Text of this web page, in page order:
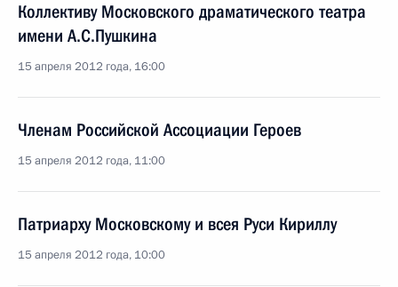
Коллективу Московского драматического театра
имени А.С.Пушкина
15 апреля 2012 года, 16:00
Членам Российской Ассоциации Героев
15 апреля 2012 года, 11:00
Патриарху Московскому и всея Руси Кириллу
15 апреля 2012 года, 10:00